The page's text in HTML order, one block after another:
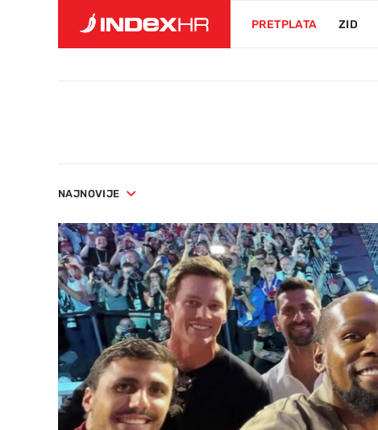
PRETPLATA ZID
NAJNOVIJE